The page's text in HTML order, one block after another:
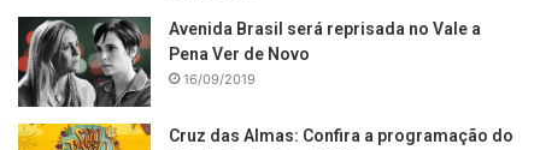
Avenida Brasil será reprisada no Vale a
Pena Ver de Novo
16/09/2019
Cruz das Almas: Confira a programação do